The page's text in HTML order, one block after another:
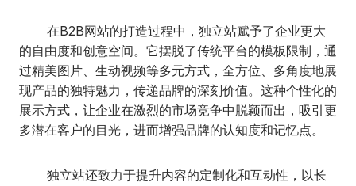
在B2B网站的打造过程中，独立站赋予了企业更大
的自由度和创意空间。它摆脱了传统平台的模板限制，通
过精美图片、生动视频等多元方式，全方位、多角度地展
现产品的独特魅力，传递品牌的深刻价值。这种个性化的
展示方式，让企业在激烈的市场竞争中脱颖而出，吸引更
多潜在客户的目光，进而增强品牌的认知度和记忆点。
独立站还致力于提升内容的定制化和互动性，以长